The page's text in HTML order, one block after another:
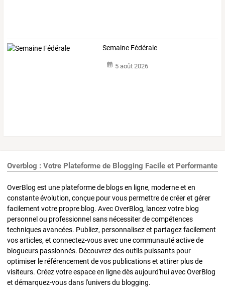
Semaine Fédérale
5 août 2026
Overblog : Votre Plateforme de Blogging Facile et Performante
OverBlog est une plateforme de blogs en ligne, moderne et en
constante évolution, conçue pour vous permettre de créer et gérer
facilement votre propre blog. Avec OverBlog, lancez votre blog
personnel ou professionnel sans nécessiter de compétences
techniques avancées. Publiez, personnalisez et partagez facilement
vos articles, et connectez-vous avec une communauté active de
blogueurs passionnés. Découvrez des outils puissants pour
optimiser le référencement de vos publications et attirer plus de
visiteurs. Créez votre espace en ligne dès aujourd'hui avec OverBlog
et démarquez-vous dans l'univers du blogging.